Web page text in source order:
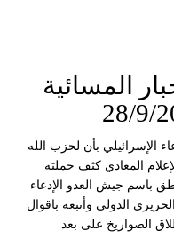
المسائية
الإسرائيلي بأن لحزب الله
المعادي كثف حملته
باسم جيش العدو الإدعاء
الدولي وأتبعه باقوال
الصواريخ على بعد